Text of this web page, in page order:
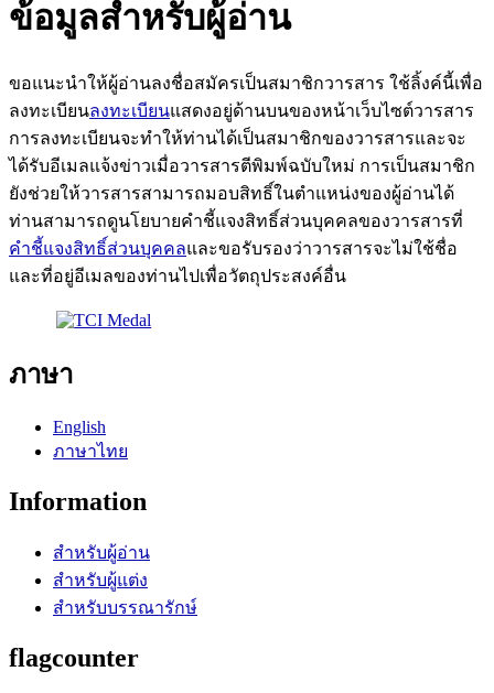
ข้อมูลสำหรับผู้อ่าน
ขอแนะนำให้ผู้อ่านลงชื่อสมัครเป็นสมาชิกวารสาร ใช้ลิ้งค์นี้เพื่อ
ลงทะเบียนลงทะเบียนแสดงอยู่ด้านบนของหน้าเว็บไซต์วารสาร
การลงทะเบียนจะทำให้ท่านได้เป็นสมาชิกของวารสารและจะ
ได้รับอีเมลแจ้งข่าวเมื่อวารสารตีพิมพ์ฉบับใหม่ การเป็นสมาชิก
ยังช่วยให้วารสารสามารถมอบสิทธิ์ในตำแหน่งของผู้อ่านได้
ท่านสามารถดูนโยบายคำชี้แจงสิทธิ์ส่วนบุคคลของวารสารที่
คำชี้แจงสิทธิ์ส่วนบุคคลและขอรับรองว่าวารสารจะไม่ใช้ชื่อ
และที่อยู่อีเมลของท่านไปเพื่อวัตถุประสงค์อื่น
ภาษา
English
ภาษาไทย
Information
สำหรับผู้อ่าน
สำหรับผู้แต่ง
สำหรับบรรณารักษ์
flagcounter